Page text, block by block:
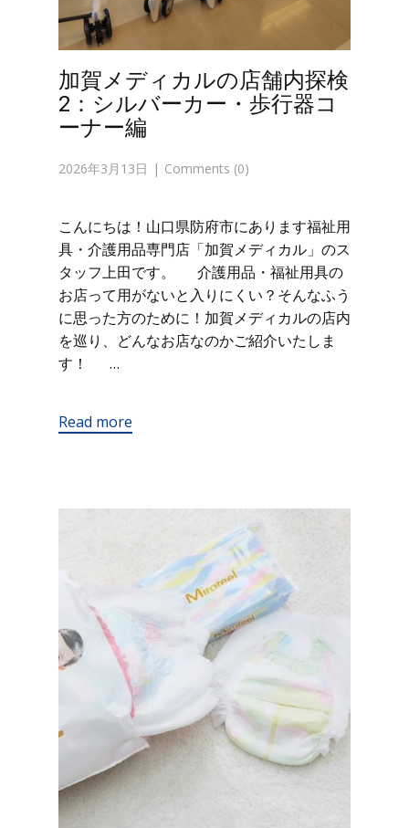
加賀メディカルの店舗内探検
2：シルバーカー・歩行器コ
ーナー編
2026年3月13日 Comments (0)
こんにちは！山口県防府市にあります福祉用
具・介護用品専門店「加賀メディカル」のス
タッフ上田です。 介護用品・福祉用具の
お店って用がないと入りにくい？そんなふう
に思った方のために！加賀メディカルの店内
を巡り、どんなお店なのかご紹介いたしま
す！ …
Read more